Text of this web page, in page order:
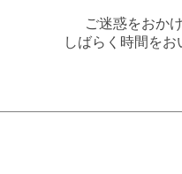
ご迷惑をおか
しばらく時間を